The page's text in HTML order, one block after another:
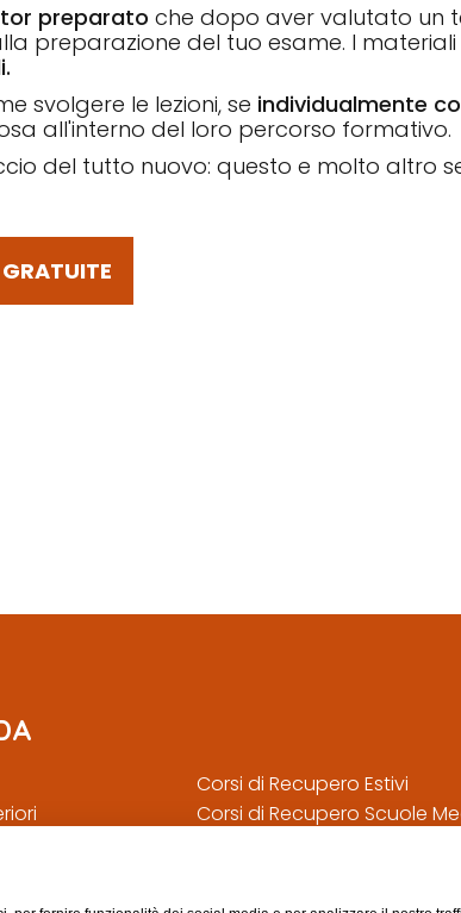
preparato che dopo aver valutato un
preparazione del tuo esame. I
svolgere le lezioni, se individualmente
all'interno del loro percorso formativo.
del tutto nuovo: questo e molto altro
Corsi di Recupero Estivi
Corsi di Recupero Scuole